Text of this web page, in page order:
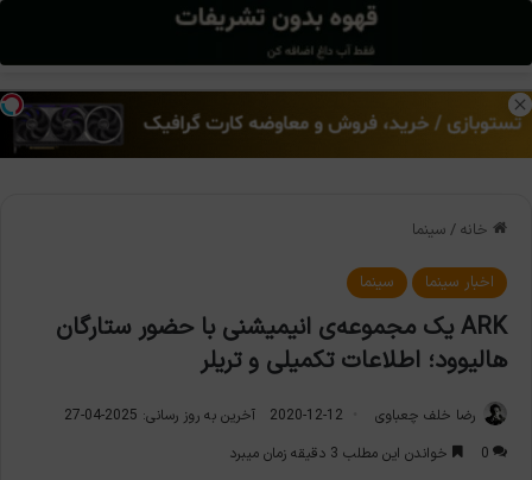
خانه / سینما
اخبار سینما سینما
ARK یک مجموعه‌ی انیمیشنی با حضور ستارگان
هالیوود؛ اطلاعات تکمیلی و تریلر
رضا خلف چعباوی 2020-12-12
آخرین به روز رسانی: 2025-04-27
0
خواندن این مطلب 3 دقیقه زمان میبرد